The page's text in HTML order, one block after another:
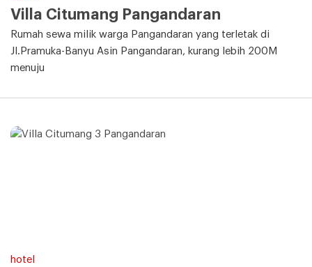
Villa Citumang Pangandaran
Rumah sewa milik warga Pangandaran yang terletak di
Jl.Pramuka-Banyu Asin Pangandaran, kurang lebih 200M
menuju
hotel